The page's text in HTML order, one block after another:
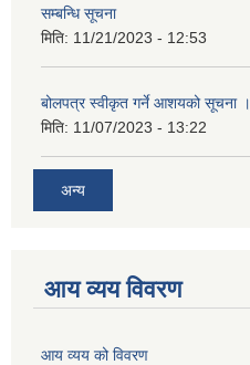
सम्बन्धि सूचना
मिति: 11/21/2023 - 12:53
बोलपत्र स्वीकृत गर्ने आशयको सूचना ।
मिति: 11/07/2023 - 13:22
अन्य
आय व्यय विवरण
आय व्यय को विवरण